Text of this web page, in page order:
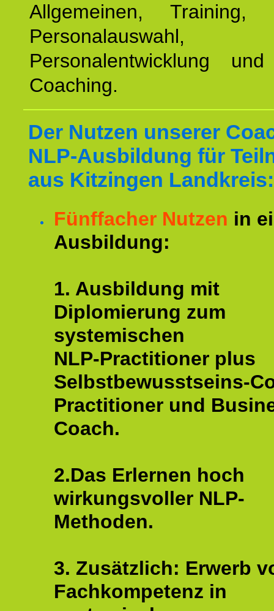
Allgemeinen, Training,
Personalauswahl,
Personalentwicklung
Coaching.
Der Nutzen unserer
NLP-Ausbildung für
aus Kitzingen Landkreis:
Fünffacher Nutzen in
Ausbildung:
1. Ausbildung mit
Diplomierung zum
systemischen
NLP-Practitioner plus
Selbstbewusstseins-
Practitioner und
Coach.
2.Das Erlernen hoch
wirkungsvoller NLP-
Methoden.
3. Zusätzlich: Erwerb
Fachkompetenz in